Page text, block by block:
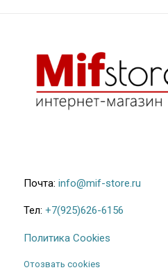
Почта: info@mif-store.ru
Тел: +7(925)626-6156
Политика Cookies
Отозвать cookies